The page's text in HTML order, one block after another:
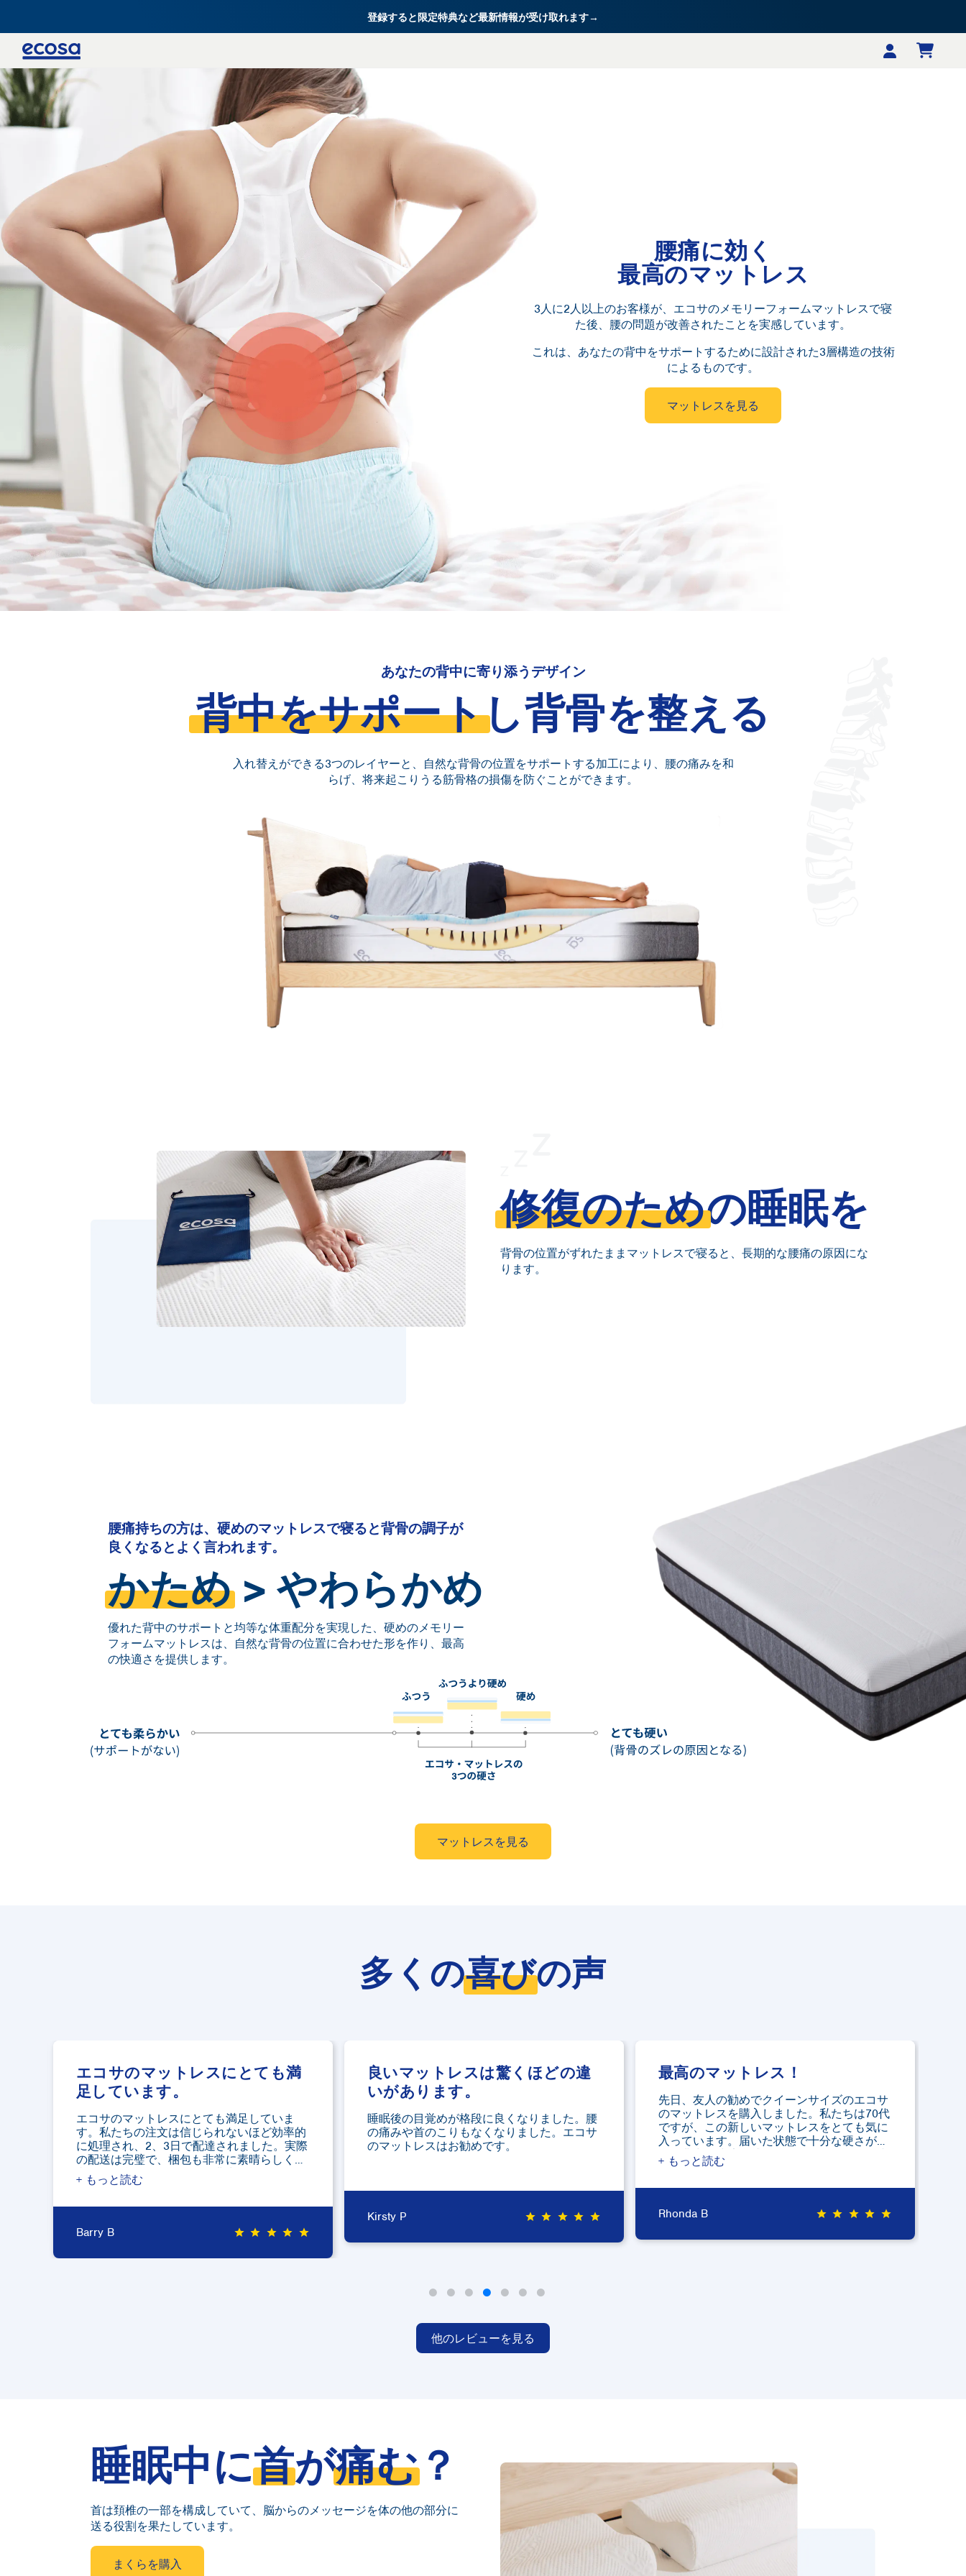
登録すると限定特典など最新情報が受け取れます→
腰痛に効く
最高のマットレス
3人に2人以上のお客様が、エコサのメモリーフォームマットレスで寝
た後、腰の問題が改善されたことを実感しています。
これは、あなたの背中をサポートするために設計された3層構造の技術
によるものです。
マットレスを見る
あなたの背中に寄り添うデザイン
背中をサポートし背骨を整える
入れ替えができる3つのレイヤーと、自然な背骨の位置をサポートする加工により、腰の痛みを和
らげ、将来起こりうる筋骨格の損傷を防ぐことができます。
修復のための睡眠を
背骨の位置がずれたままマットレスで寝ると、長期的な腰痛の原因にな
ります。
腰痛持ちの方は、硬めのマットレスで寝ると背骨の調子が
良くなるとよく言われます。
かため> やわらかめ
優れた背中のサポートと均等な体重配分を実現した、硬めのメモリー
フォームマットレスは、自然な背骨の位置に合わせた形を作り、最高
の快適さを提供します。
マットレスを見る
多くの喜びの声
エコサのマットレスにとても満
足しています。
エコサのマットレスにとても満足していま
す。私たちの注文は信じられないほど効率的
に処理され、2、3日で配達されました。実際
の配送は完璧で、梱包も非常に素晴らしく、
必要な場所に移動するのが非常に簡単でし
た。私たちは約1ヶ月間このマットレスで寝
します。
Barry B star star star star star
良いマットレスは驚くほどの違
いがあります。
睡眠後の目覚めが格段に良くなりました。腰
の痛みや首のこりもなくなりました。エコサ
のマットレスはお勧めです。
Kirsty P star star star star star
最高のマットレス！
先日、友人の勧めでクイーンサイズのエコサ
のマットレスを購入しました。私たちは70代
ですが、この新しいマットレスをとても気に
入っています。届いた状態で十分な硬さがあ
り、非常に快適に感じています。あんなに小
さなパッケージが素敵なマットレスになった
Rhonda B
star star star star star
他のレビューを見る
睡眠中に首が痛む？
首は頚椎の一部を構成していて、脳からのメッセージを体の他の部分に
送る役割を果たしています。
まくらを購入